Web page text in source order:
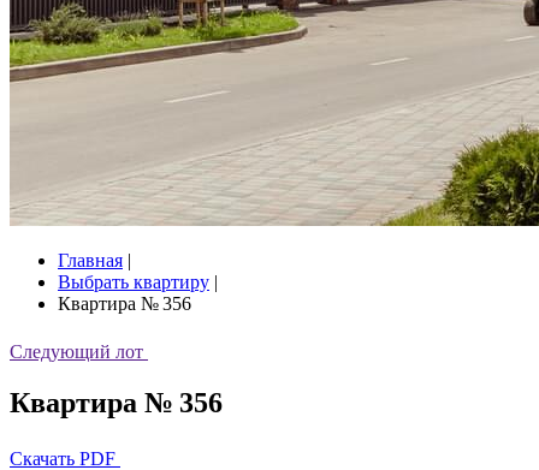
Главная |
Выбрать квартиру |
Квартира № 356
Следующий лот
Квартира № 356
Скачать PDF